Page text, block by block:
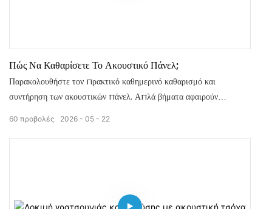
Πώς Να Καθαρίσετε Το Ακουστικό Πάνελ;
Παρακολουθήστε τον πρακτικό καθημερινό καθαρισμό και
συντήρηση των ακουστικών πάνελ. Απλά βήματα αφαιρούν
πάνελ και τη σταθερή απόδοση απορρόφησης ήχου για μεγάλη
διάρκεια ζωής.
2026 05 22
60 προβολές